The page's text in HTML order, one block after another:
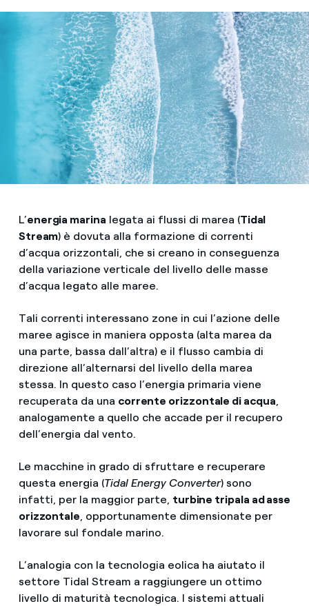
L’energia marina legata ai flussi di marea (Tidal
Stream) è dovuta alla formazione di correnti
d’acqua orizzontali, che si creano in conseguenza
della variazione verticale del livello delle masse
d’acqua legato alle maree.
Tali correnti interessano zone in cui l’azione delle
maree agisce in maniera opposta (alta marea da
una parte, bassa dall’altra) e il flusso cambia di
direzione all’alternarsi del livello della marea
stessa. In questo caso l’energia primaria viene
recuperata da una corrente orizzontale di acqua,
analogamente a quello che accade per il recupero
dell’energia dal vento.
Le macchine in grado di sfruttare e recuperare
questa energia (Tidal Energy Converter) sono
infatti, per la maggior parte, turbine tripala ad asse
orizzontale, opportunamente dimensionate per
lavorare sul fondale marino.
L’analogia con la tecnologia eolica ha aiutato il
settore Tidal Stream a raggiungere un ottimo
livello di maturità tecnologica. I sistemi attuali